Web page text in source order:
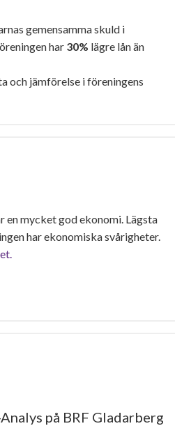
gemensamma skuld i
har 30% lägre lån än
och jämförelse i föreningens
mycket god ekonomi. Lägsta
har ekonomiska svårigheter.
på BRF Gladarberg